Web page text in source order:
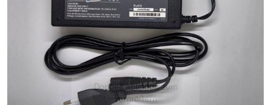
Doppelt antippen zum
vergrößern